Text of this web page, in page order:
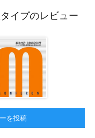
イプのレビュー
を投稿